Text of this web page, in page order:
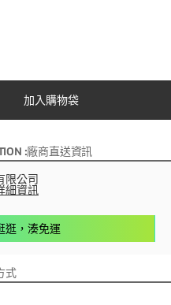
加入購物袋
:廠商直送資訊
限公司
細資訊
逛，湊免運
式